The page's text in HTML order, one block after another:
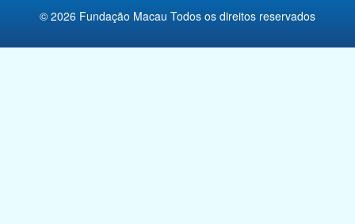
Organismos Internacionais
Outras Instituições
© 2026 Fundação Macau Todos os direitos reservados